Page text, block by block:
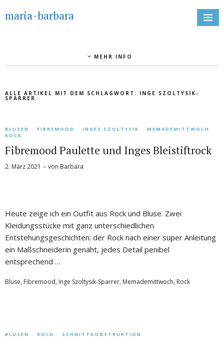
maria-barbara
MEHR INFO
ALLE ARTIKEL MIT DEM SCHLAGWORT: INGE SZOLTYSIK-
SPARRER
BLUSEN FIBREMOOD INGES SZOLTYSIK
MEMADEMITTWOCH
ROCK
Fibremood Paulette und Inges Bleistiftrock
2. März 2021 von Barbara
Heute zeige ich ein Outfit aus Rock und Bluse. Zwei
Kleidungsstücke mit ganz unterschiedlichen
Entstehungsgeschichten: der Rock nach einer super Anleitung
ein Maßschneiderin genäht, jedes Detail penibel
entsprechend …
Bluse, Fibremood, Inge Szoltysik-Sparrer, Memademittwoch, Rock
BLUSEN ROCK SCHNITTKONSTRUKTION